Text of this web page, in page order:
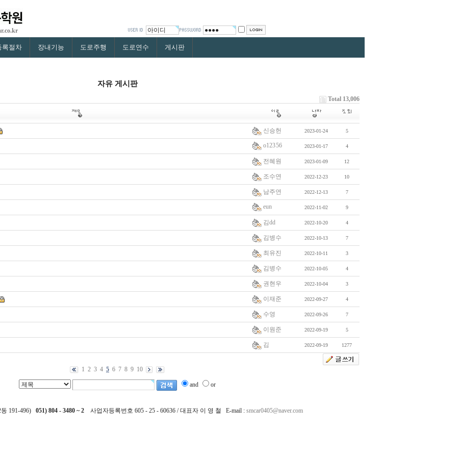
록절차 장내기능 도로주행 도로연수 게시판
자유 게시판
Total 13,006
신승헌 2023-01-24 5
o12356 2023-01-17 4
전혜원 2023-01-09 12
조수연 2022-12-23 10
남주연 2022-12-13 7
eun 2022-11-02 9
김dd 2022-10-20 4
김병수 2022-10-13 7
최유진 2022-10-11 3
김병수 2022-10-05 4
권현우 2022-10-04 3
이재준 2022-09-27 4
수영 2022-09-26 7
이원준 2022-09-19 5
김 2022-09-19 1277
1 2 3 4 5 6 7 8 9 10
and or
191-496) 051) 804 - 3480 ~ 2 사업자등록번호 605 - 25 - 60636 / 대표자 이 영 철 E-mail : smcar0405@naver.com